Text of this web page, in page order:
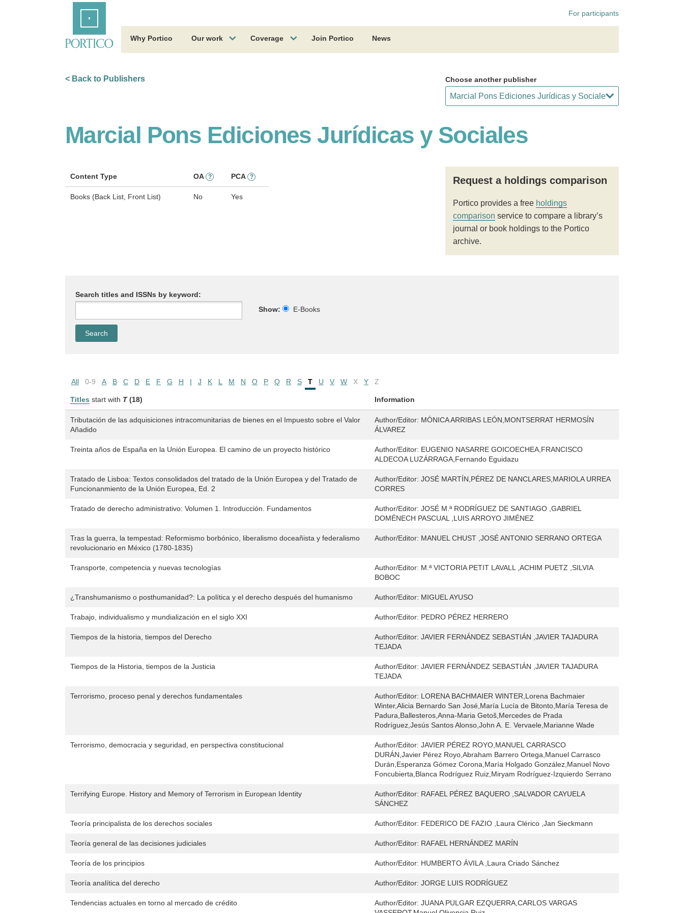
For participants
Why Portico Our work Coverage Join Portico News
< Back to Publishers Choose another publisher
Marcial Pons Ediciones Jurídicas y Sociales
Content Type OA ? PCA ?
Books (Back List, Front List) No Yes
Request a holdings comparison
Portico provides a free holdings
comparison service to compare a library’s
journal or book holdings to the Portico
archive.
Search titles and ISSNs by keyword:
Show:
E-Books
All 0-9 A B C D E F G H I J K L M N O P Q R S T U V W X Y Z
Titles start with T (18) Information
Tributación de las adquisiciones intracomunitarias de bienes en el Impuesto sobre el Valor
Añadido
Author/Editor: MÓNICA ARRIBAS LEÓN,MONTSERRAT HERMOSÍN
ÁLVAREZ
Treinta años de España en la Unión Europea. El camino de un proyecto histórico Author/Editor: EUGENIO NASARRE GOICOECHEA,FRANCISCO
ALDECOA LUZÁRRAGA,Fernando Eguidazu
Tratado de Lisboa: Textos consolidados del tratado de la Unión Europea y del Tratado de
Funcionanmiento de la Unión Europea, Ed. 2
Author/Editor: JOSÉ MARTÍN,PÉREZ DE NANCLARES,MARIOLA URREA
CORRES
Tratado de derecho administrativo: Volumen 1. Introducción. Fundamentos Author/Editor: JOSÉ M.ª RODRÍGUEZ DE SANTIAGO ,GABRIEL
DOMÉNECH PASCUAL ,LUIS ARROYO JIMÉNEZ
Tras la guerra, la tempestad: Reformismo borbónico, liberalismo doceañista y federalismo
revolucionario en México (1780-1835)
Author/Editor: MANUEL CHUST ,JOSÉ ANTONIO SERRANO ORTEGA
Transporte, competencia y nuevas tecnologías Author/Editor: M.ª VICTORIA PETIT LAVALL ,ACHIM PUETZ ,SILVIA
BOBOC
¿Transhumanismo o posthumanidad?: La política y el derecho después del humanismo Author/Editor: MIGUEL AYUSO
Trabajo, individualismo y mundialización en el siglo XXI Author/Editor: PEDRO PÉREZ HERRERO
Tiempos de la historia, tiempos del Derecho Author/Editor: JAVIER FERNÁNDEZ SEBASTIÁN ,JAVIER TAJADURA
TEJADA
Tiempos de la Historia, tiempos de la Justicia Author/Editor: JAVIER FERNÁNDEZ SEBASTIÁN ,JAVIER TAJADURA
TEJADA
Terrorismo, proceso penal y derechos fundamentales Author/Editor: LORENA BACHMAIER WINTER,Lorena Bachmaier
Winter,Alicia Bernardo San José,María Lucía de Bitonto,María Teresa de
Padura,Ballesteros,Anna-Maria Getoš,Mercedes de Prada
Rodríguez,Jesús Santos Alonso,John A. E. Vervaele,Marianne Wade
Terrorismo, democracia y seguridad, en perspectiva constitucional Author/Editor: JAVIER PÉREZ ROYO,MANUEL CARRASCO
DURÁN,Javier Pérez Royo,Abraham Barrero Ortega,Manuel Carrasco
Durán,Esperanza Gómez Corona,María Holgado González,Manuel Novo
Foncubierta,Blanca Rodríguez Ruiz,Miryam Rodríguez-Izquierdo Serrano
Terrifying Europe. History and Memory of Terrorism in European Identity Author/Editor: RAFAEL PÉREZ BAQUERO ,SALVADOR CAYUELA
SÁNCHEZ
Teoría principalista de los derechos sociales Author/Editor: FEDERICO DE FAZIO ,Laura Clérico ,Jan Sieckmann
Teoría general de las decisiones judiciales Author/Editor: RAFAEL HERNÁNDEZ MARÍN
Teoría de los principios Author/Editor: HUMBERTO ÁVILA ,Laura Criado Sánchez
Teoría analítica del derecho Author/Editor: JORGE LUIS RODRÍGUEZ
Tendencias actuales en torno al mercado de crédito Author/Editor: JUANA PULGAR EZQUERRA,CARLOS VARGAS